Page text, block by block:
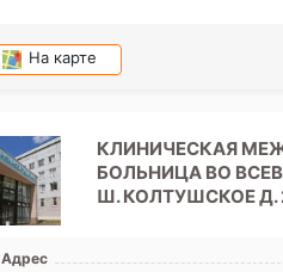
На карте
КЛИНИЧЕСКАЯ
БОЛЬНИЦА ВО
Ш. КОЛТУШСКОЕ Д.
Адрес